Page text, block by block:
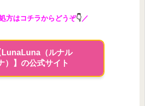
方はコチラからどうぞ👇／
LunaLuna（ルナル
）】の公式サイト